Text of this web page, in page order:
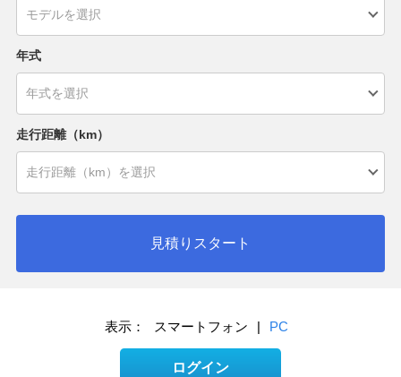
年式
走行距離（km）
見積りスタート
表示： スマートフォン | PC
ログイン